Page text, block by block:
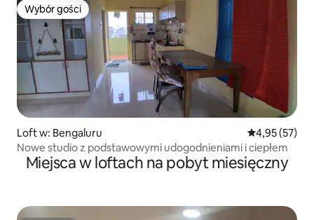
Wybór gości
Wybór gości
Loft w: Bengaluru Średnia
4,95 (57)
Nowe studio z podstawowymi udogodnieniami i ciepłem
Miejsca w loftach na pobyt miesięczny